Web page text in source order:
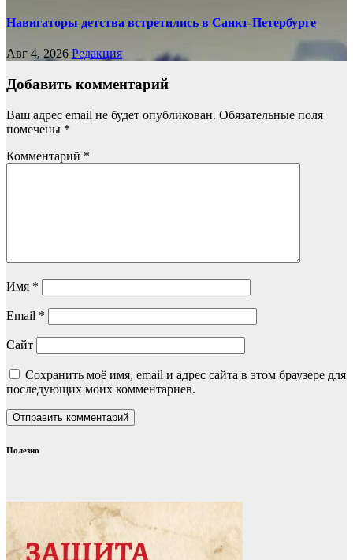
Навигаторы детства встретились в Санкт-Петербурге
Авг 4, 2026 Редакция
Добавить комментарий
Ваш адрес email не будет опубликован. Обязательные поля
помечены *
Комментарий *
Имя *
Email *
Сайт
Сохранить моё имя, email и адрес сайта в этом браузере для
последующих моих комментариев.
Полезно